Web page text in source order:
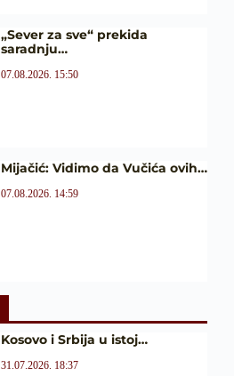
„Sever za sve“ prekida
saradnju…
07.08.2026. 15:50
Mijačić: Vidimo da Vučića ovih…
07.08.2026. 14:59
Kosovo i Srbija u istoj…
31.07.2026. 18:37